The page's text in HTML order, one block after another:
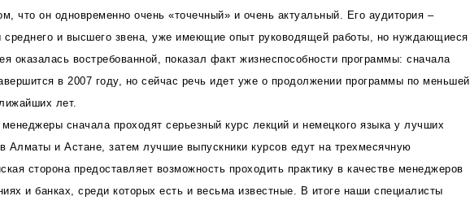
что он одновременно очень «точечный» и очень актуальный. Его аудитория –
среднего и высшего звена, уже имеющие опыт руководящей работы, но нуждающиеся
оказалась востребованной, показал факт жизнеспособности программы: сначала
в 2007 году, но сейчас речь идет уже о продолжении программы по меньшей
лет.
сначала проходят серьезный курс лекций и немецкого языка у лучших
Алматы и Астане, затем лучшие выпускники курсов едут на трехмесячную
сторона предоставляет возможность проходить практику в качестве менеджеров
и банках, среди которых есть и весьма известные. В итоге наши специалисты